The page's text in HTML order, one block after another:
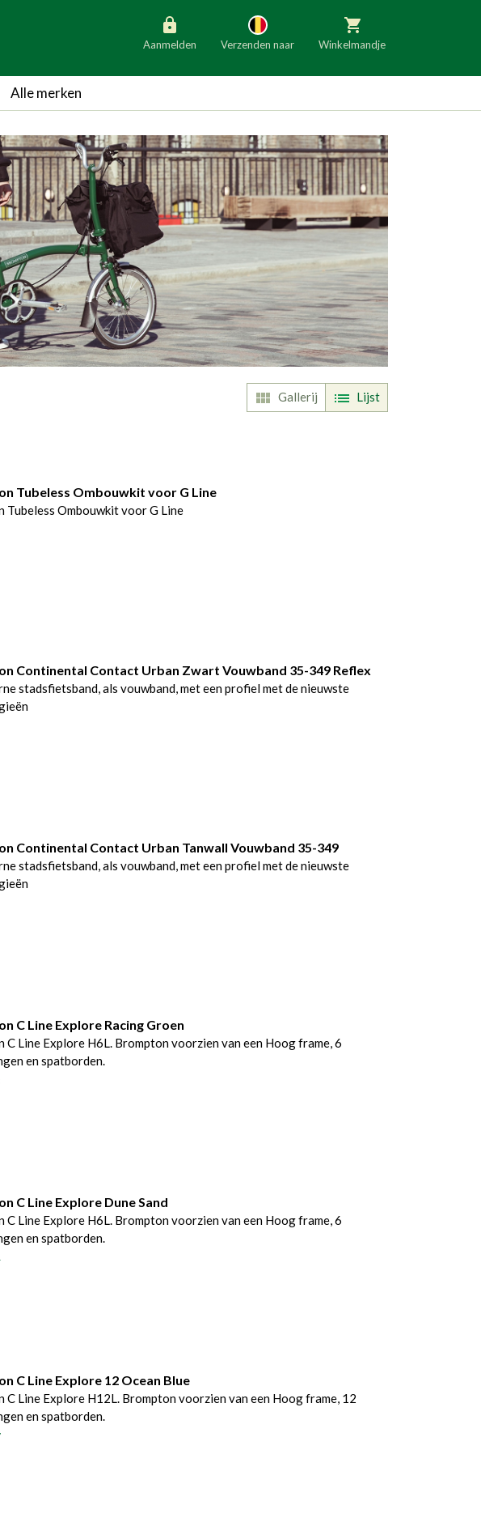
Aanmelden Verzenden naar
Duitsland Luxemburg
Frankrijk Oostenrijk
Slovenië Italië
Denemarken Finland
Bulgarije Ierland
Winkelmandje
Alle merken
Gallerij Lijst
Tubeless Ombouwkit voor G Line
Tubeless Ombouwkit voor G Line
Continental Contact Urban Zwart Vouwband 35-349 Reflex
stadsfietsband, als vouwband, met een profiel met de nieuwste
Continental Contact Urban Tanwall Vouwband 35-349
stadsfietsband, als vouwband, met een profiel met de nieuwste
C Line Explore Racing Groen
C Line Explore H6L. Brompton voorzien van een Hoog frame, 6
en spatborden.
C Line Explore Dune Sand
C Line Explore H6L. Brompton voorzien van een Hoog frame, 6
en spatborden.
C Line Explore 12 Ocean Blue
C Line Explore H12L. Brompton voorzien van een Hoog frame, 12
en spatborden.